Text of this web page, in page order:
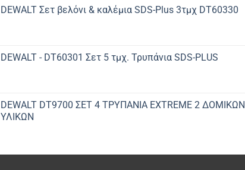
DEWALT Σετ βελόνι & καλέμια SDS-Plus 3τμχ DT60330
DEWALT - DT60301 Σετ 5 τμχ. Τρυπάνια SDS-PLUS
DEWALT DT9700 ΣET 4 ΤΡΥΠΑΝΙΑ EXTREME 2 ΔΟΜΙΚΩΝ
ΥΛΙΚΩΝ